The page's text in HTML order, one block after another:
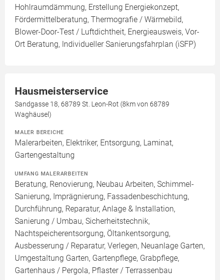
Hohlraumdämmung, Erstellung Energiekonzept,
Fördermittelberatung, Thermografie / Wärmebild,
Blower-Door-Test / Luftdichtheit, Energieausweis, Vor-
Ort Beratung, Individueller Sanierungsfahrplan (iSFP)
Hausmeisterservice
Sandgasse 18, 68789 St. Leon-Rot (8km von 68789
Waghäusel)
MALER BEREICHE
Malerarbeiten, Elektriker, Entsorgung, Laminat,
Gartengestaltung
UMFANG MALERARBEITEN
Beratung, Renovierung, Neubau Arbeiten, Schimmel-
Sanierung, Imprägnierung, Fassadenbeschichtung,
Durchführung, Reparatur, Anlage & Installation,
Sanierung / Umbau, Sicherheitstechnik,
Nachtspeicherentsorgung, Öltankentsorgung,
Ausbesserung / Reparatur, Verlegen, Neuanlage Garten,
Umgestaltung Garten, Gartenpflege, Grabpflege,
Gartenhaus / Pergola, Pflaster / Terrassenbau